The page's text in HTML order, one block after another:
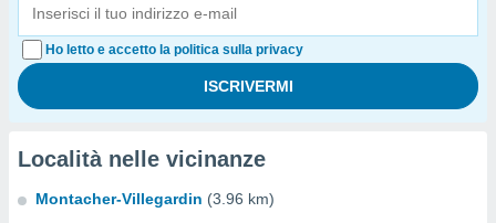
Ho letto e accetto la politica sulla privacy
Località nelle vicinanze
Montacher-Villegardin (3.96 km)